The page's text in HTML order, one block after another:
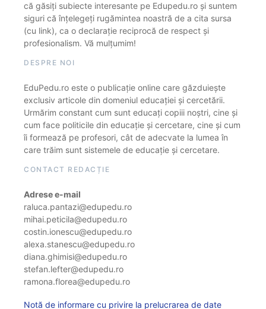
că găsiți subiecte interesante pe Edupedu.ro și suntem
siguri că înțelegeți rugămintea noastră de a cita sursa
(cu link), ca o declarație reciprocă de respect și
profesionalism. Vă mulțumim!
DESPRE NOI
EduPedu.ro este o publicație online care găzduiește
exclusiv articole din domeniul educației și cercetării.
Urmărim constant cum sunt educați copiii noștri, cine și
cum face politicile din educație și cercetare, cine și cum
îi formează pe profesori, cât de adecvate la lumea în
care trăim sunt sistemele de educație și cercetare.
CONTACT REDACȚIE
Adrese e-mail
raluca.pantazi@edupedu.ro
mihai.peticila@edupedu.ro
costin.ionescu@edupedu.ro
alexa.stanescu@edupedu.ro
diana.ghimisi@edupedu.ro
stefan.lefter@edupedu.ro
ramona.florea@edupedu.ro
Notă de informare cu privire la prelucrarea de date